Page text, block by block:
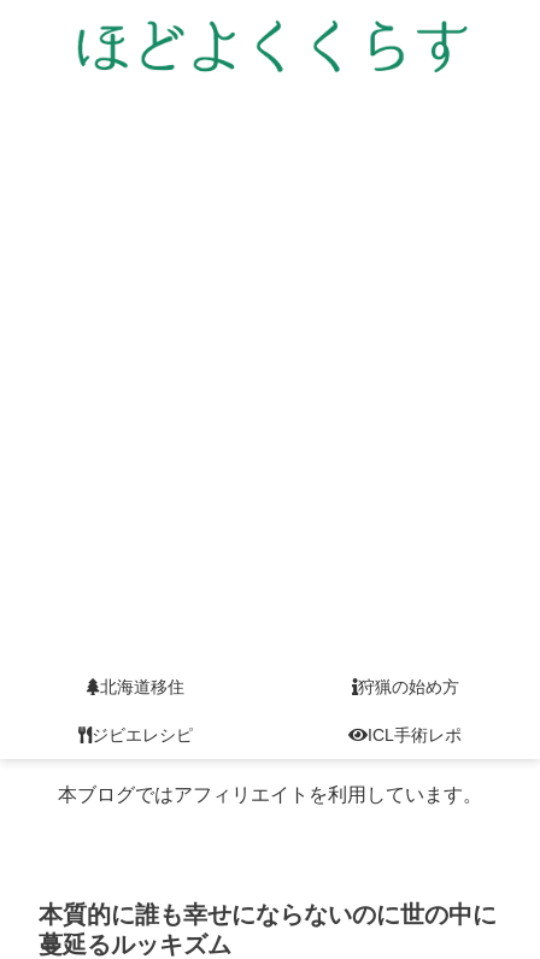
北海道移住 狩猟の始め方
ジビエレシピ ICL手術レポ
本ブログではアフィリエイトを利用しています。
本質的に誰も幸せにならないのに世の中に
蔓延るルッキズム